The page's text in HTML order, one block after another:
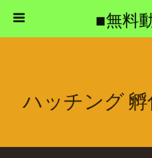
■無料
ハッチング 孵